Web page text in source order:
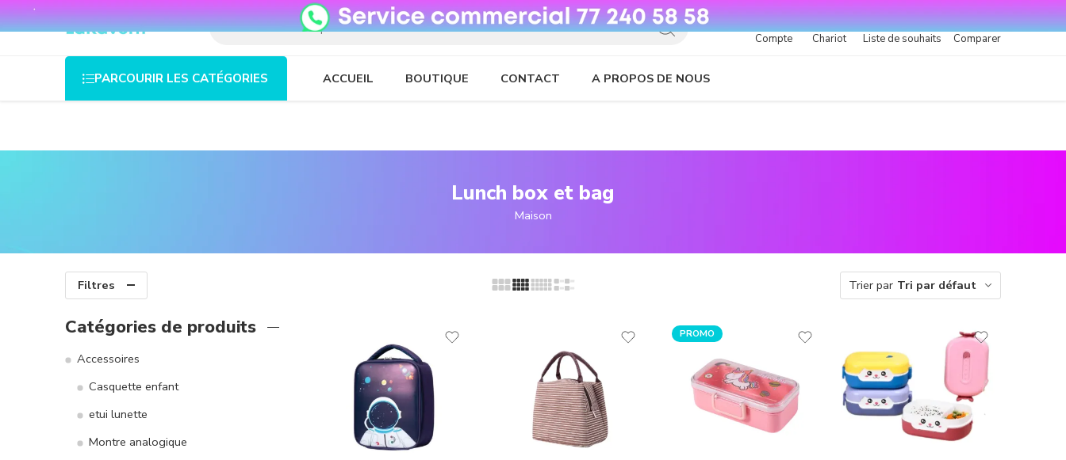
08o35epzeyex8vmjn04i2j4algz26o
Compte Chariot Liste de souhaits Comparer
PARCOURIR LES CATÉGORIES ACCUEIL BOUTIQUE CONTACT A PROPOS DE NOUS
Lunch box et bag
Maison
Filtres Trier par Tri par défaut
PROMO
Catégories de produits
Accessoires
Casquette enfant
etui lunette
Montre analogique